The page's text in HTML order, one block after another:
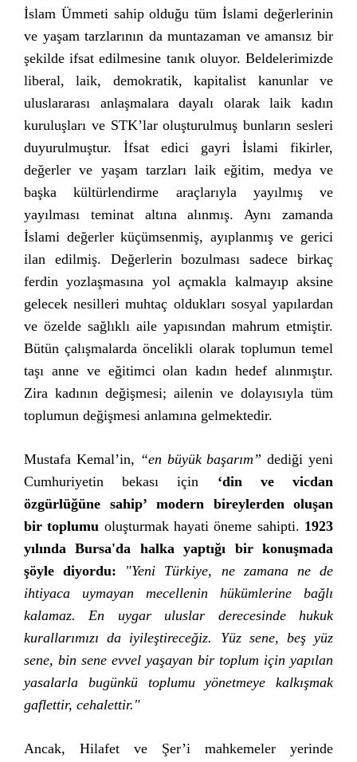
İslam Ümmeti sahip olduğu tüm İslami değerlerinin
ve yaşam tarzlarının da muntazaman ve amansız bir
şekilde ifsat edilmesine tanık oluyor. Beldelerimizde
liberal, laik, demokratik, kapitalist kanunlar ve
uluslararası anlaşmalara dayalı olarak laik kadın
kuruluşları ve STK’lar oluşturulmuş bunların sesleri
duyurulmuştur. İfsat edici gayri İslami fikirler,
değerler ve yaşam tarzları laik eğitim, medya ve
başka kültürlendirme araçlarıyla yayılmış ve
yayılması teminat altına alınmış. Aynı zamanda
İslami değerler küçümsenmiş, ayıplanmış ve gerici
ilan edilmiş. Değerlerin bozulması sadece birkaç
ferdin yozlaşmasına yol açmakla kalmayıp aksine
gelecek nesilleri muhtaç oldukları sosyal yapılardan
ve özelde sağlıklı aile yapısından mahrum etmiştir.
Bütün çalışmalarda öncelikli olarak toplumun temel
taşı anne ve eğitimci olan kadın hedef alınmıştır.
Zira kadının değişmesi; ailenin ve dolayısıyla tüm
toplumun değişmesi anlamına gelmektedir.
Mustafa Kemal’in, “en büyük başarım” dediği yeni
Cumhuriyetin bekası için ‘din ve vicdan
özgürlüğüne sahip’ modern bireylerden oluşan
bir toplumu oluşturmak hayati öneme sahipti. 1923
yılında Bursa'da halka yaptığı bir konuşmada
şöyle diyordu: "Yeni Türkiye, ne zamana ne de
ihtiyaca uymayan mecellenin hükümlerine bağlı
kalamaz. En uygar uluslar derecesinde hukuk
kurallarımızı da iyileştireceğiz. Yüz sene, beş yüz
sene, bin sene evvel yaşayan bir toplum için yapılan
yasalarla bugünkü toplumu yönetmeye kalkışmak
gaflettir, cehalettir."
Ancak, Hilafet ve Şer’i mahkemeler yerinde